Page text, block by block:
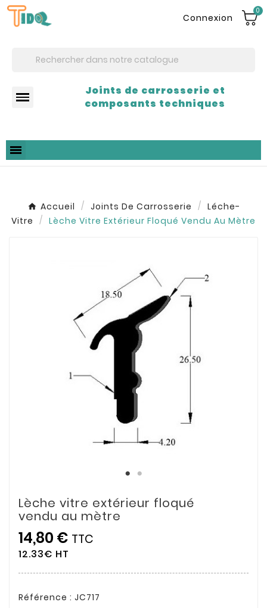
Connexion
0
Joints de carrosserie et
composants techniques
Accueil Joints De Carrosserie
Léche-
Vitre
Lèche Vitre Extérieur Floqué Vendu Au Mètre
Lèche vitre extérieur floqué
vendu au mètre
14,80 € TTC
12.33€ HT
Référence : JC717